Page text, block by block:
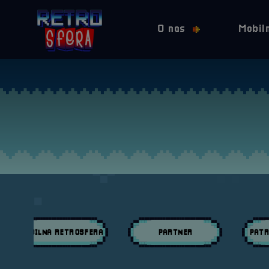
O nas
MOBILNA RETROSFERA PARTNER